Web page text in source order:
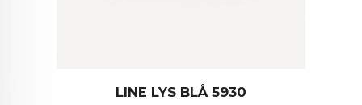
LINE LYS BLÅ 5930